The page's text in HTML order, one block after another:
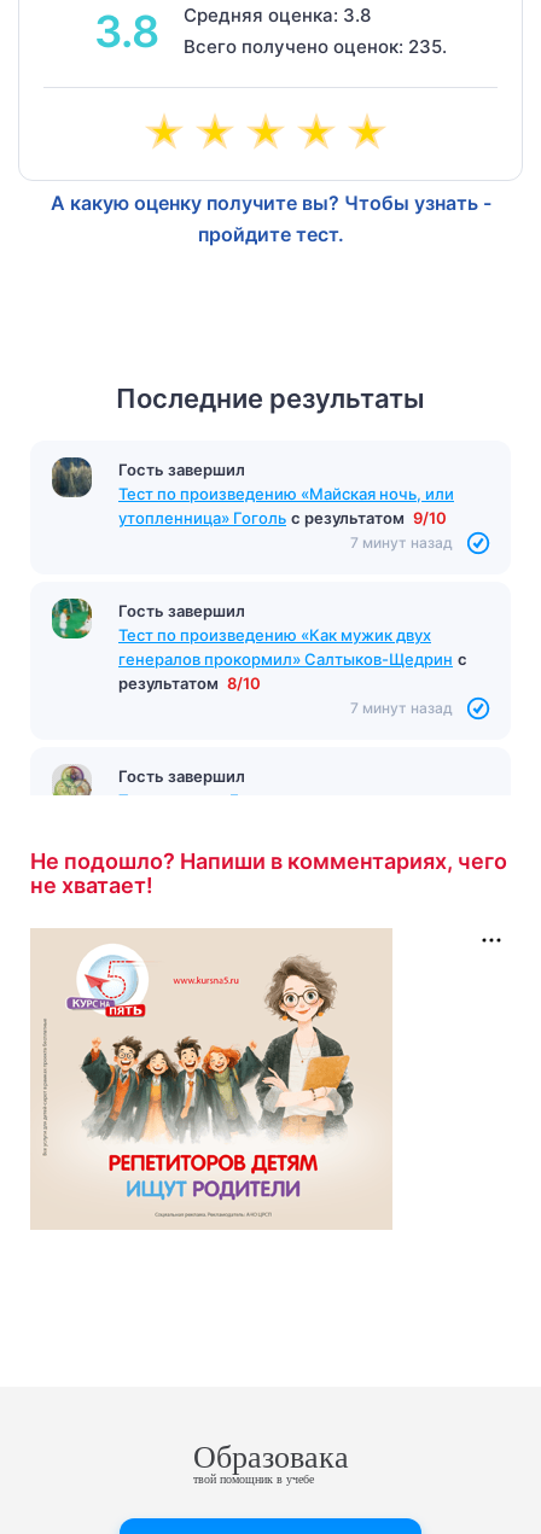
3.8
Средняя оценка: 3.8
Всего получено оценок: 235.
А какую оценку получите вы? Чтобы узнать -
пройдите тест.
Последние результаты
Гость завершил
Тест по произведению «Майская ночь, или
утопленница» Гоголь с результатом 9/10
7 минут назад
Гость завершил
Тест по произведению «Как мужик двух
генералов прокормил» Салтыков-Щедрин с
результатом 8/10
7 минут назад
Гость завершил
Тест на тему «Естественные науки»
Не подошло? Напиши в комментариях, чего
не хватает!
Образовака
твой помощник в учебе